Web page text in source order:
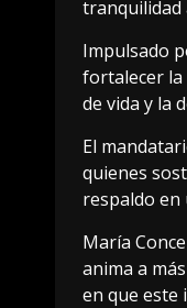
tranquilidad
Impulsado
fortalecer la
de vida y la
El
quienes
respaldo
María
anima a
en que este